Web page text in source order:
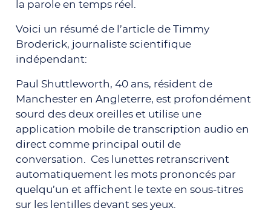
la parole en temps réel.
Voici un résumé de l’article de Timmy
Broderick, journaliste scientifique
indépendant:
Paul Shuttleworth, 40 ans, résident de
Manchester en Angleterre, est profondément
sourd des deux oreilles et utilise une
application mobile de transcription audio en
direct comme principal outil de
conversation. Ces lunettes retranscrivent
automatiquement les mots prononcés par
quelqu’un et affichent le texte en sous-titres
sur les lentilles devant ses yeux.